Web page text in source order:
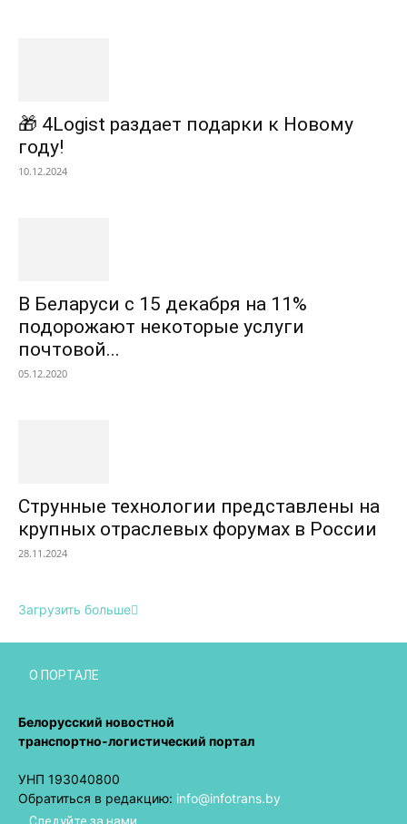
🎁 4Logist раздает подарки к Новому
году!
10.12.2024
В Беларуси с 15 декабря на 11%
подорожают некоторые услуги
почтовой...
05.12.2020
Струнные технологии представлены на
крупных отраслевых форумах в России
28.11.2024
Загрузить больше
О ПОРТАЛЕ
Белорусский новостной
транспортно-логистический портал
УНП 193040800
Обратиться в редакцию: info@infotrans.bу